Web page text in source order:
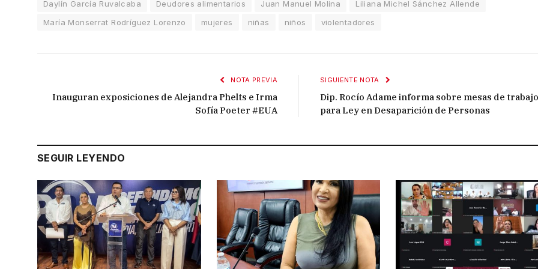
Daylín García Ruvalcaba Deudores alimentarios Juan Manuel Molina
Liliana Michel Sánchez Allende
María Monserrat Rodríguez Lorenzo
mujeres niñas niños violentadores
NOTA PREVIA
Inauguran exposiciones de Alejandra Phelts e Irma
Sofía Poeter #EUA
SIGUIENTE NOTA
Dip. Rocío Adame informa sobre mesas de trabajo
para Ley en Desaparición de Personas
SEGUIR LEYENDO